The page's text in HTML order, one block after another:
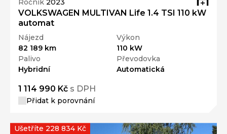
Ročník 2023
VOLKSWAGEN MULTIVAN Life 1.4 TSI 110 kW
automat
Nájezd
82 189 km
Výkon
110 kW
Palivo
Hybridní
Převodovka
Automatická
1 114 990 Kč s DPH
Přidat k porovnání
Ušetříte 228 834 Kč